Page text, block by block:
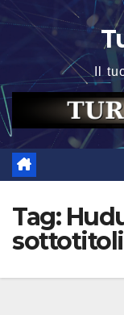
Il
Tag:
sottotitoli